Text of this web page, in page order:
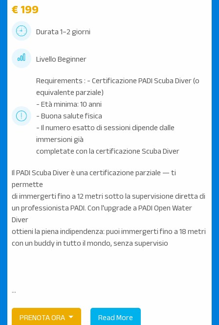
€ 199
Durata 1–2 giorni
Livello Beginner
Requirements : - Certificazione PADI Scuba Diver (o
equivalente parziale)
- Età minima: 10 anni
- Buona salute fisica
- Il numero esatto di sessioni dipende dalle
immersioni già
completate con la certificazione Scuba Diver
Il PADI Scuba Diver è una certificazione parziale — ti
permette
di immergerti fino a 12 metri sotto la supervisione diretta di
un professionista PADI. Con l'upgrade a PADI Open Water
Diver
ottieni la piena indipendenza: puoi immergerti fino a 18 metri
con un buddy in tutto il mondo, senza supervisio
...
PRENOTA ORA Read More